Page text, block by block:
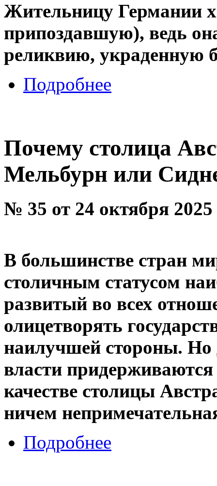
Жительницу Германии
припоздавшую), ведь
реликвию, украденную
Подробнее
Почему столица
Мельбурн или
№ 35 от 24 октября
В большинстве стран
столичным статусом
развитый во всех
олицетворять
наилучшей стороны. Но
власти
качестве столицы
ничем
Подробнее